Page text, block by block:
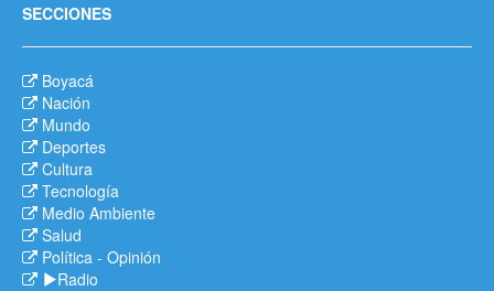
SECCIONES
Boyacá
Nación
Mundo
Deportes
Cultura
Tecnología
Medio Ambiente
Salud
Política - Opinión
Radio